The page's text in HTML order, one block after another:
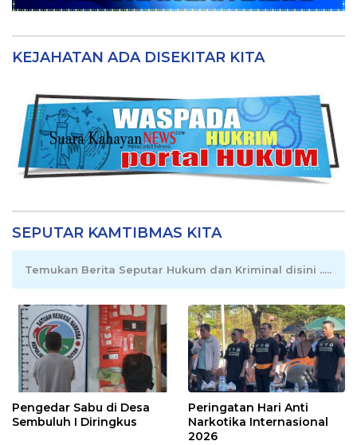
KEJAHATAN ADA DISEKITAR KITA
SEPUTAR KAMTIBMAS KITA
Temukan Berita Seputar Hukum dan Kriminal disini .....
Pengedar Sabu di Desa
Sembuluh I Diringkus
Peringatan Hari Anti
Narkotika Internasional
2026